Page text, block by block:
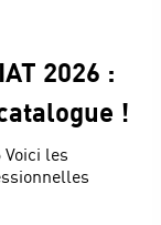
2026 :
!
les